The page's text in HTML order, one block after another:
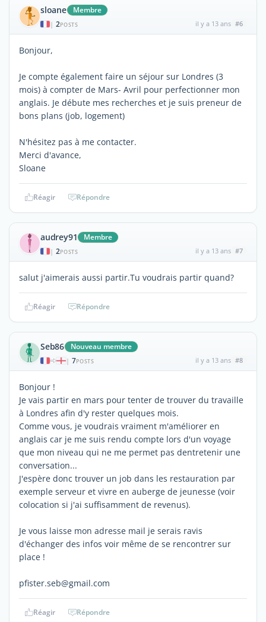
sloane Membre
| 2POSTS il y a 13 ans #6
Bonjour,
Je compte également faire un séjour sur Londres (3
mois) à compter de Mars- Avril pour perfectionner mon
anglais. Je débute mes recherches et je suis preneur de
bons plans (job, logement)
N'hésitez pas à me contacter.
Merci d'avance,
Sloane
Réagir Répondre
audrey91 Membre
| 2POSTS il y a 13 ans #7
salut j'aimerais aussi partir.Tu voudrais partir quand?
Réagir Répondre
Seb86 Nouveau membre
| 7POSTS il y a 13 ans #8
Bonjour !
Je vais partir en mars pour tenter de trouver du travaille
à Londres afin d'y rester quelques mois.
Comme vous, je voudrais vraiment m'améliorer en
anglais car je me suis rendu compte lors d'un voyage
que mon niveau qui ne me permet pas dentretenir une
conversation...
J'espère donc trouver un job dans les restauration par
exemple serveur et vivre en auberge de jeunesse (voir
colocation si j'ai suffisamment de revenus).
Je vous laisse mon adresse mail je serais ravis
d'échanger des infos voir même de se rencontrer sur
place !
pfister.seb@gmail.com
Réagir Répondre